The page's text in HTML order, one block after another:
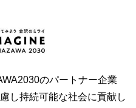
のパートナー企業
し持続可能な社会に貢献し